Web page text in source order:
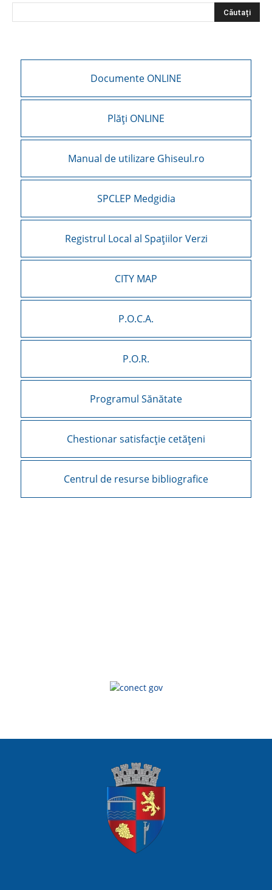
Documente ONLINE
Plăți ONLINE
Manual de utilizare Ghiseul.ro
SPCLEP Medgidia
Registrul Local al Spațiilor Verzi
CITY MAP
P.O.C.A.
P.O.R.
Programul Sănătate
Chestionar satisfacție cetățeni
Centrul de resurse bibliografice